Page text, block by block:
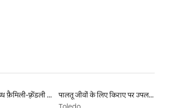
किराए पर उपलब्ध फ़ैमिली-फ़्रेंडली लिस्टिंग
पालतू जीवों के लिए किराए पर उपलब्ध लिस्टिंग